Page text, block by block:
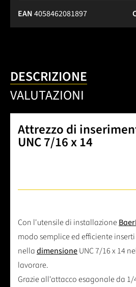
EAN4058462081897
DESCRIZIONE
VALUTAZIONI
Attrezzo di
UNC 7/16 x 14
Con l'utensile di installazione
modo semplice ed efficiente
nelladimensioneUNC 7/16 x 14
lavorare.
Grazie all'attacco esagonale da 1/